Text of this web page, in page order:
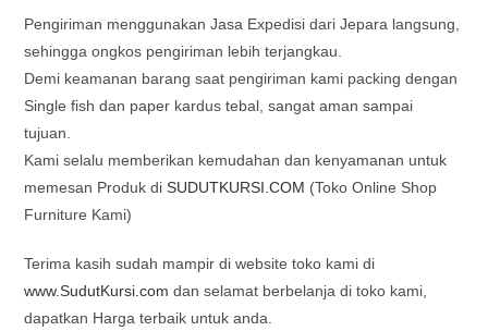
Pengiriman menggunakan Jasa Expedisi dari Jepara langsung,
sehingga ongkos pengiriman lebih terjangkau.
Demi keamanan barang saat pengiriman kami packing dengan
Single fish dan paper kardus tebal, sangat aman sampai
tujuan.
Kami selalu memberikan kemudahan dan kenyamanan untuk
memesan Produk diSUDUTKURSI.COM (Toko Online Shop
Furniture Kami)
Terima kasih sudah mampir di website toko kami di
www.SudutKursi.com dan selamat berbelanja di toko kami,
dapatkan Harga terbaik untuk anda.